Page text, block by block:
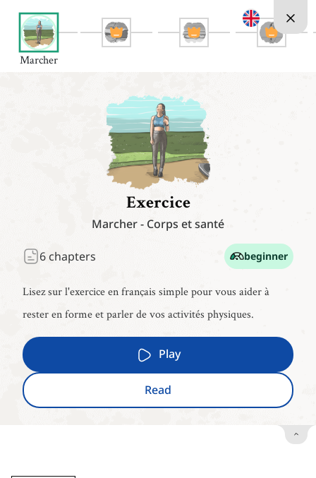
Marcher
Exercice
Marcher- Corps et santé
6 chapters beginner
Lisez sur l'exercice en français simple pour vous aider à
rester en forme et parler de vos activités physiques.
Play
Read